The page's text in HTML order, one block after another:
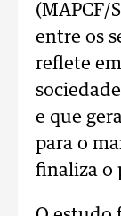
(MAPCF/
entre os
reflete
e que
para o
finaliza o